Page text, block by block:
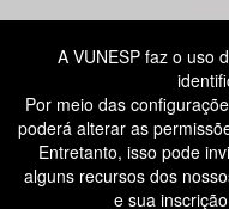
ATENDIMENTO AO CANDIDATO
A VUNESP faz o uso
Por meio das
poderá alterar as
Entretanto, isso pode
alguns recursos dos
e sua